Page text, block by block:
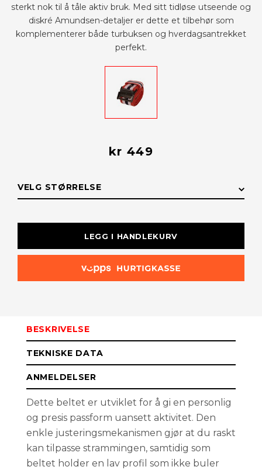
sterkt nok til å tåle aktiv bruk. Med sitt tidløse utseende og
diskré Amundsen-detaljer er dette et tilbehør som
komplementerer både turbuksen og hverdagsantrekket
perfekt.
kr 449
VELG STØRRELSE
STØRRELSE LAGERSTATUS
120 cm På lager
LEGG I HANDLEKURV
BESKRIVELSE
TEKNISKE DATA
ANMELDELSER
Dette beltet er utviklet for å gi en personlig
og presis passform uansett aktivitet. Den
enkle justeringsmekanismen gjør at du raskt
kan tilpasse strammingen, samtidig som
beltet holder en lav profil som ikke buler